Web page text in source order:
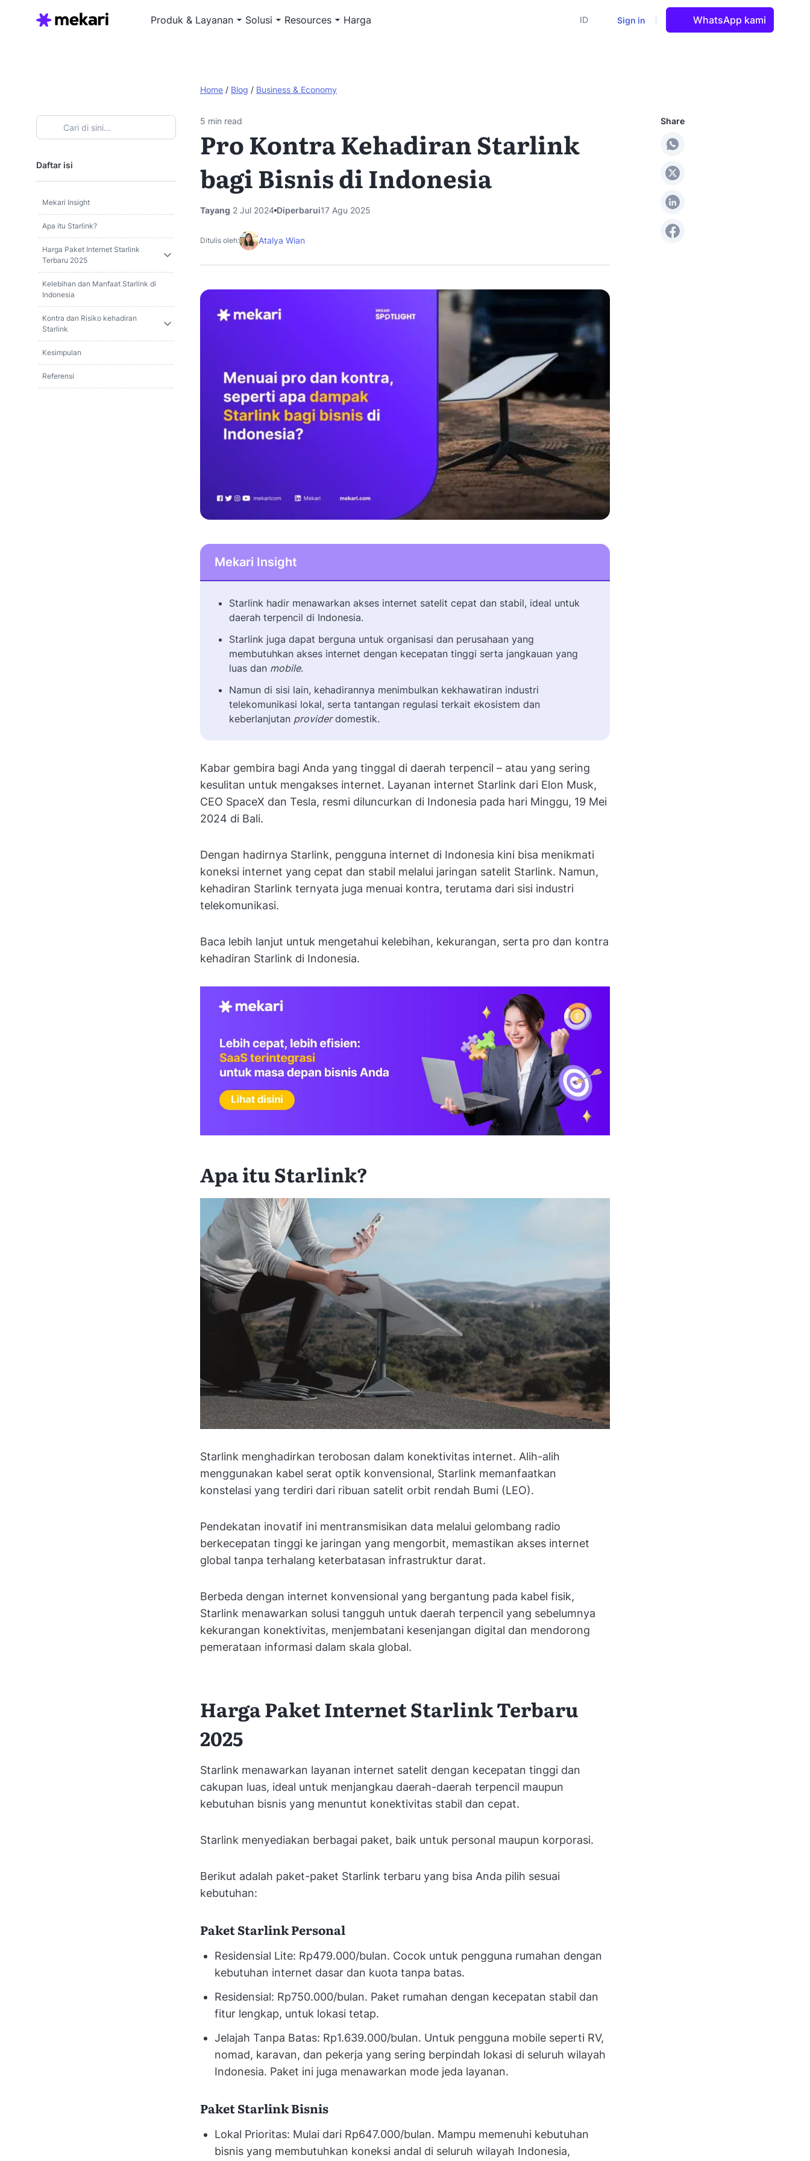
Produk & Layanan Solusi Resources Harga ID Sign in WhatsApp kami
Home / Blog / Business & Economy
Daftar isi
Mekari Insight
Apa itu Starlink?
Harga Paket Internet Starlink
Terbaru 2025
Kelebihan dan Manfaat Starlink di
Indonesia
Kontra dan Risiko kehadiran
Starlink
Kesimpulan
Referensi
5 min read
Pro Kontra Kehadiran Starlink
bagi Bisnis di Indonesia
Tayang 2 Jul 2024 Diperbarui17 Agu 2025
Ditulis oleh: Atalya Wian
Mekari Insight
Starlink hadir menawarkan akses internet satelit cepat dan stabil, ideal untuk
daerah terpencil di Indonesia.
Starlink juga dapat berguna untuk organisasi dan perusahaan yang
membutuhkan akses internet dengan kecepatan tinggi serta jangkauan yang
luas dan mobile.
Namun di sisi lain, kehadirannya menimbulkan kekhawatiran industri
telekomunikasi lokal, serta tantangan regulasi terkait ekosistem dan
keberlanjutan providerdomestik.
Kabar gembira bagi Anda yang tinggal di daerah terpencil – atau yang sering
kesulitan untuk mengakses internet. Layanan internet Starlink dari Elon Musk,
CEO SpaceX dan Tesla, resmi diluncurkan di Indonesia pada hari Minggu, 19 Mei
2024 di Bali.
Dengan hadirnya Starlink, pengguna internet di Indonesia kini bisa menikmati
koneksi internet yang cepat dan stabil melalui jaringan satelit Starlink. Namun,
kehadiran Starlink ternyata juga menuai kontra, terutama dari sisi industri
telekomunikasi.
Baca lebih lanjut untuk mengetahui kelebihan, kekurangan, serta pro dan kontra
kehadiran Starlink di Indonesia.
Apa itu Starlink?
Starlink menghadirkan terobosan dalam konektivitas internet. Alih-alih
menggunakan kabel serat optik konvensional, Starlink memanfaatkan
konstelasi yang terdiri dari ribuan satelit orbit rendah Bumi (LEO).
Pendekatan inovatif ini mentransmisikan data melalui gelombang radio
berkecepatan tinggi ke jaringan yang mengorbit, memastikan akses internet
global tanpa terhalang keterbatasan infrastruktur darat.
Berbeda dengan internet konvensional yang bergantung pada kabel fisik,
Starlink menawarkan solusi tangguh untuk daerah terpencil yang sebelumnya
kekurangan konektivitas, menjembatani kesenjangan digital dan mendorong
pemerataan informasi dalam skala global.
Harga Paket Internet Starlink Terbaru
2025
Starlink menawarkan layanan internet satelit dengan kecepatan tinggi dan
cakupan luas, ideal untuk menjangkau daerah-daerah terpencil maupun
kebutuhan bisnis yang menuntut konektivitas stabil dan cepat.
Starlink menyediakan berbagai paket, baik untuk personal maupun korporasi.
Berikut adalah paket-paket Starlink terbaru yang bisa Anda pilih sesuai
kebutuhan:
Paket Starlink Personal
Residensial Lite: Rp479.000/bulan. Cocok untuk pengguna rumahan dengan
kebutuhan internet dasar dan kuota tanpa batas.
Residensial: Rp750.000/bulan. Paket rumahan dengan kecepatan stabil dan
fitur lengkap, untuk lokasi tetap.
Jelajah Tanpa Batas: Rp1.639.000/bulan. Untuk pengguna mobile seperti RV,
nomad, karavan, dan pekerja yang sering berpindah lokasi di seluruh wilayah
Indonesia. Paket ini juga menawarkan mode jeda layanan.
Paket Starlink Bisnis
Lokal Prioritas: Mulai dari Rp647.000/bulan. Mampu memenuhi kebutuhan
bisnis yang membutuhkan koneksi andal di seluruh wilayah Indonesia,
Share